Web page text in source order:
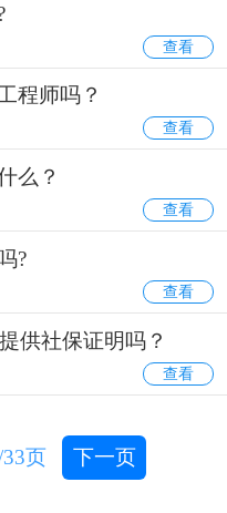
查看
程师吗？
查看
么？
查看
?
查看
供社保证明吗？
查看
页 下一页